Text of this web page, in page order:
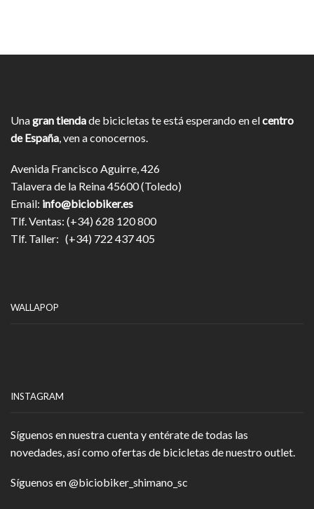
Unagran tiendade bicicletas te está esperando en elcentro
de España, ven a conocernos.
Avenida Francisco Aguirre, 426
Talavera de la Reina 45600 (Toledo)
Email: info@biciobiker.es
Tlf. Ventas: (+34) 628 120 800
Tlf. Taller: (+34) 722 437 405
WALLAPOP
INSTAGRAM
Síguenos en nuestra cuenta y entérate de todas las
novedades, así como ofertas de bicicletas de nuestro outlet.
Síguenos en@biciobiker_shimano_sc